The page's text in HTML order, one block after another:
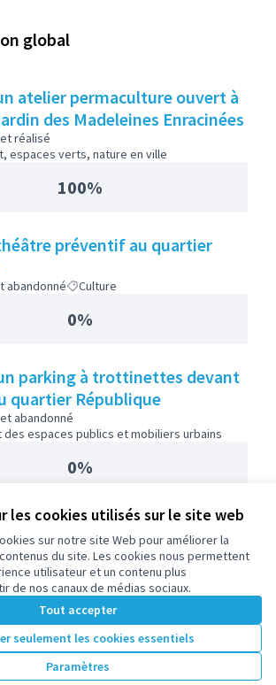
les cookies utilisés sur le site web
sur notre site Web pour améliorer la
du site. Les cookies nous permettent
utilisateur et un contenu plus
de nos canaux de médias sociaux.
Tout accepter
seulement les cookies essentiels
Paramètres
global
atelier permaculture ouvert à
des Madeleines Enracinées
réalisé
espaces verts, nature en ville
100%
préventif au quartier
abandonné Culture
0%
parking à trottinettes devant
quartier République
abandonné
des espaces publics et mobiliers urbains
0%